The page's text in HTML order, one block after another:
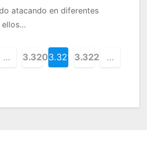
atacando en diferentes
ellos…
… 3.3203.321 3.322 …